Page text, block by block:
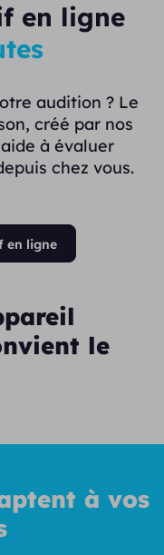
en ligne
audition ? Le
créé par nos
à évaluer
chez vous.
en ligne
le
à vos